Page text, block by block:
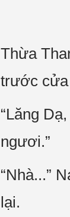
Thừa
trước cửa
“Lăng
ngươi.”
“Nhà...”
lại.